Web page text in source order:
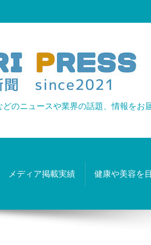
のニュースや業界の話題、情報をお
メディア掲載実績 健康や美容を